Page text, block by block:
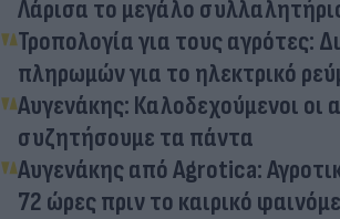
Λάρισα το μεγάλο
Τροπολογία για τους αγρότες:
πληρωμών για το ηλεκτρικό
Αυγενάκης: Καλοδεχούμενοι οι
συζητήσουμε τα πάντα
Αυγενάκης από Agrotica:
72 ώρες πριν το καιρικό